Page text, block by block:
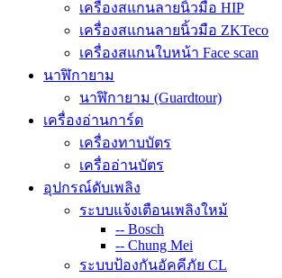
เครื่องสแกนลายนิ้วมือ HIP
เครื่องสแกนลายนิ้วมือ ZKTeco
เครื่องสแกนใบหน้า Face scan
นาฬิกายาม
นาฬิกายาม (Guardtour)
เครื่องอ่านการ์ด
เครื่องทาบบัตร
เครื่ออ่านบัตร
อุปกรณ์ดับเพลิง
ระบบแจ้งเตือนเพลิงใหม้
-- Bosch
-- Chung Mei
ระบบป้องกันอัคคีภัย CL